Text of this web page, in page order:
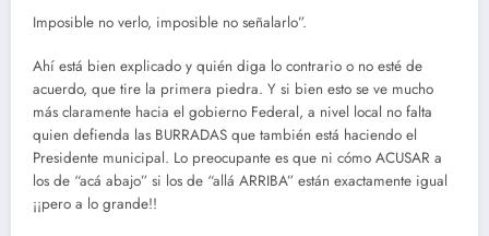
Imposible no verlo, imposible no señalarlo”.
Ahí está bien explicado y quién diga lo contrario o no esté de
acuerdo, que tire la primera piedra. Y si bien esto se ve mucho
más claramente hacia el gobierno Federal, a nivel local no falta
quien defienda las BURRADAS que también está haciendo el
Presidente municipal. Lo preocupante es que ni cómo ACUSAR a
los de “acá abajo” si los de “allá ARRIBA” están exactamente igual
¡¡pero a lo grande!!